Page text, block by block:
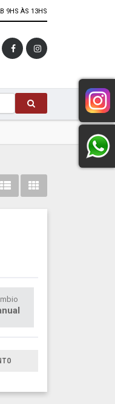
9HS ÀS 13HS
Dropdown